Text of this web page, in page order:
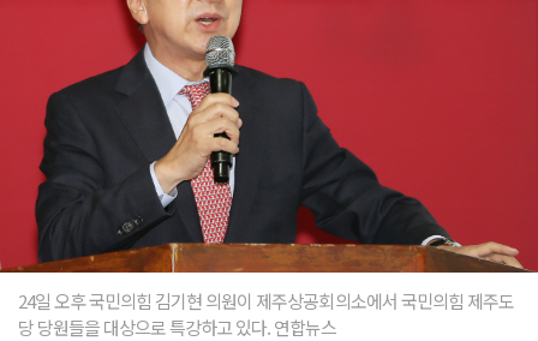
24일 오후 국민의힘 김기현 의원이 제주상공회의소에서 국민의힘 제주도
당 당원들을 대상으로 특강하고 있다. 연합뉴스